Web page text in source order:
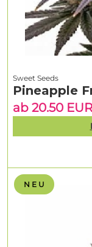
N E U
Sweet Seeds
Pineapple
ab 20.50 EUR